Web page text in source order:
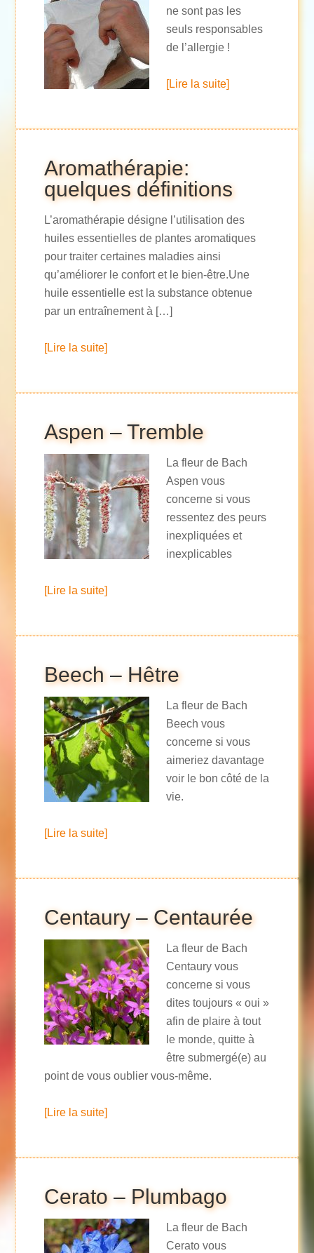
ne sont pas les
seuls responsables
de l’allergie !
[Lire la suite]
Aromathérapie:
quelques définitions
L’aromathérapie désigne l’utilisation des
huiles essentielles de plantes aromatiques
pour traiter certaines maladies ainsi
qu’améliorer le confort et le bien-être.Une
huile essentielle est la substance obtenue
par un entraînement à […]
[Lire la suite]
Aspen – Tremble
La fleur de Bach
Aspen vous
concerne si vous
ressentez des peurs
inexpliquées et
inexplicables
[Lire la suite]
Beech – Hêtre
La fleur de Bach
Beech vous
concerne si vous
aimeriez davantage
voir le bon côté de la
vie.
[Lire la suite]
Centaury – Centaurée
La fleur de Bach
Centaury vous
concerne si vous
dites toujours « oui »
afin de plaire à tout
le monde, quitte à
être submergé(e) au
point de vous oublier vous-même.
[Lire la suite]
Cerato – Plumbago
La fleur de Bach
Cerato vous